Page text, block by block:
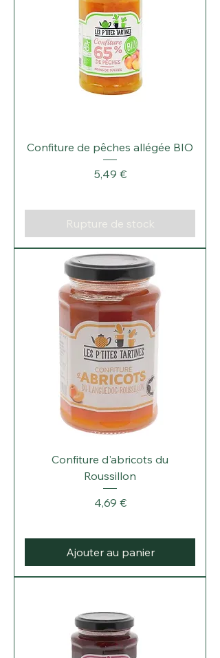
Confiture de pêches allégée BIO
Prix
5,49 €
Rupture de stock
Confiture d'abricots du
Roussillon
Prix
4,69 €
Ajouter au panier